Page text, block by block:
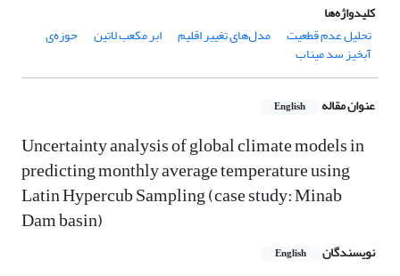
کلیدواژه‌ها
تحلیل عدم قطعیت
مدل‌های تغییر اقلیم ابر مکعب لاتین حوزه‌ی
آبخیز سد میناب
عنوان مقاله English
Uncertainty analysis of global climate models in
predicting monthly average temperature using
Latin Hypercub Sampling (case study: Minab
Dam basin)
نویسندگان English